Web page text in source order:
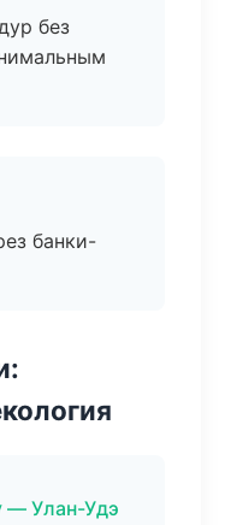
без
банки-
— Улан-Удэ